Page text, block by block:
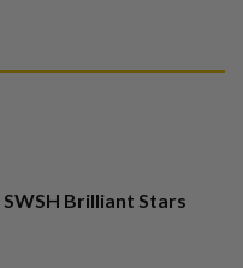
SWSH Brilliant Stars